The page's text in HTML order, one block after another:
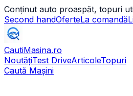
Conținut auto proaspăt, topuri
Second handOferteLa comandă
CautiMasina.ro
NoutățiTest DriveArticoleTopuri
Caută Mașini